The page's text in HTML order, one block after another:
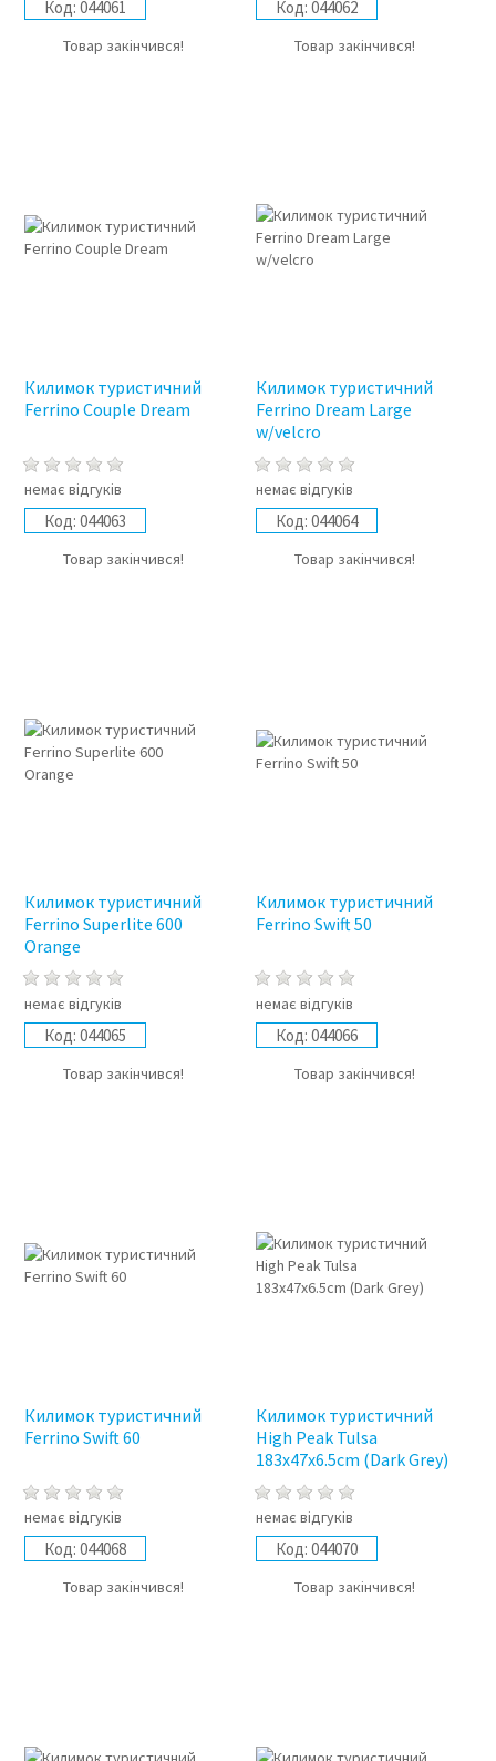
Код: 044061
Товар закінчився!
Код: 044062
Товар закінчився!
Килимок туристичний
Ferrino Couple Dream
немає відгуків
Код: 044063
Товар закінчився!
Килимок туристичний
Ferrino Dream Large
w/velcro
немає відгуків
Код: 044064
Товар закінчився!
Килимок туристичний
Ferrino Superlite 600
Orange
немає відгуків
Код: 044065
Товар закінчився!
Килимок туристичний
Ferrino Swift 50
немає відгуків
Код: 044066
Товар закінчився!
Килимок туристичний
Ferrino Swift 60
немає відгуків
Код: 044068
Товар закінчився!
Килимок туристичний
High Peak Tulsa
183x47x6.5cm (Dark Grey)
немає відгуків
Код: 044070
Товар закінчився!